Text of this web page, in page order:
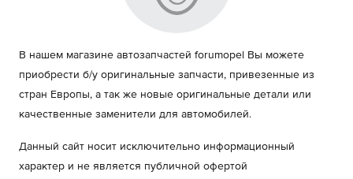
В нашем магазине автозапчастей forumopel Вы можете
приобрести б/у оригинальные запчасти, привезенные из
стран Европы, а так же новые оригинальные детали или
качественные заменители для автомобилей.
Данный сайт носит исключительно информационный
характер и не является публичной офертой